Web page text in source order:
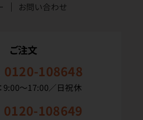
お問い合わせ
ご注文
0120-108648
9:00〜17:00／日祝休
0120-108649